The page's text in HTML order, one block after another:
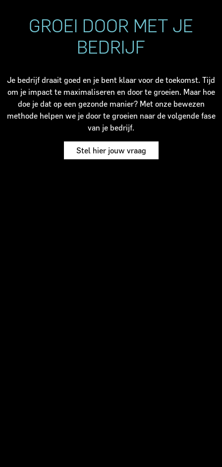
GROEI DOOR MET JE
BEDRIJF
Je bedrijf draait goed en je bent klaar voor de toekomst. Tijd
om je impact te maximaliseren en door te groeien. Maar hoe
doe je dat op een gezonde manier? Met onze bewezen
methode helpen we je door te groeien naar de volgende fase
van je bedrijf.
Stel hier jouw vraag